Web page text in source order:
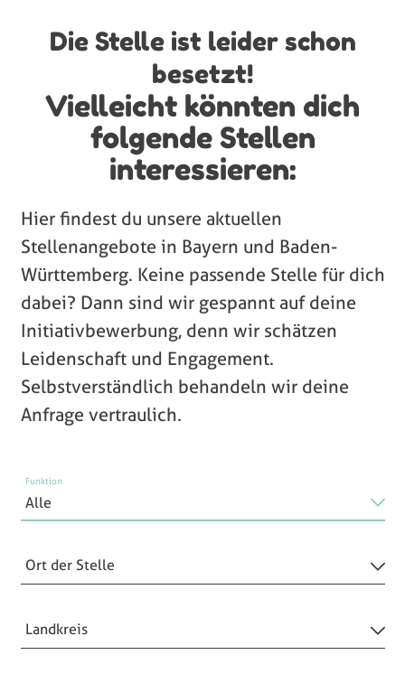
Die Stelle ist leider schon
besetzt!
Vielleicht könnten dich
folgende Stellen
interessieren:
Hier findest du unsere aktuellen
Stellenangebote in Bayern und Baden-
Württemberg. Keine passende Stelle für dich
dabei? Dann sind wir gespannt auf deine
Initiativbewerbung, denn wir schätzen
Leidenschaft und Engagement.
Selbstverständlich behandeln wir deine
Anfrage vertraulich.
Funktion
Ort der Stelle
Landkreis